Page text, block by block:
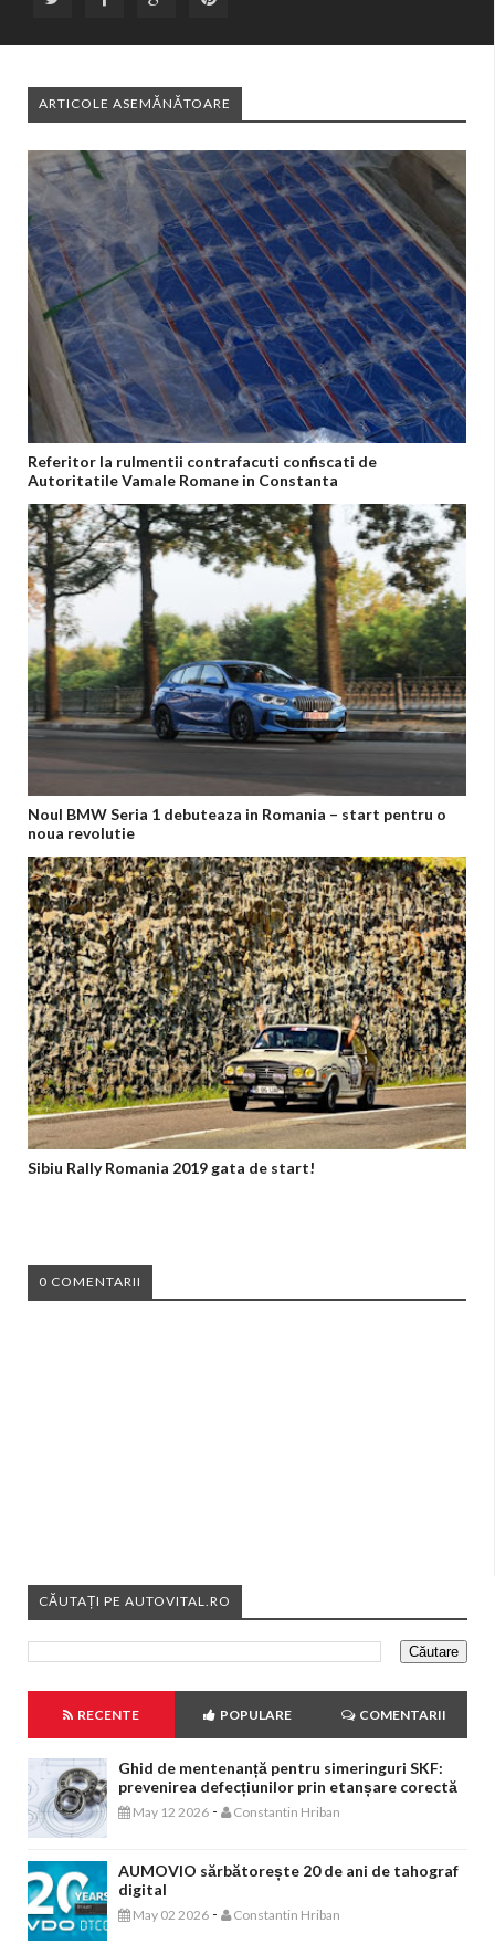
ARTICOLE ASEMĂNĂTOARE
Referitor la rulmentii contrafacuti confiscati de
Autoritatile Vamale Romane in Constanta
Noul BMW Seria 1 debuteaza in Romania – start pentru o
noua revolutie
Sibiu Rally Romania 2019 gata de start!
0 COMENTARII
CĂUTAȚI PE AUTOVITAL.RO
RECENTE POPULARE COMENTARII
Ghid de mentenanță pentru simeringuri SKF:
prevenirea defecțiunilor prin etanșare corectă
May 12 2026 - Constantin Hriban
AUMOVIO sărbătorește 20 de ani de tahograf
digital
May 02 2026 - Constantin Hriban